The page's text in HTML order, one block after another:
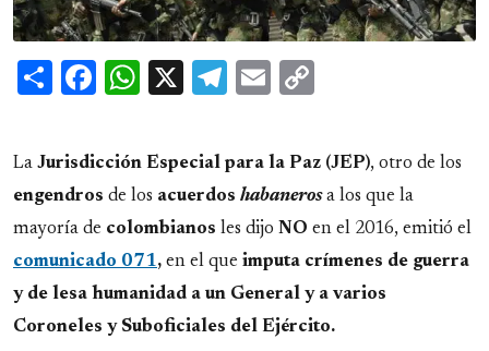
ShareFacebook
WhatsApp
X Telegram
Email
La Jurisdicción Especial para la Paz (JEP), otro de los
engendros de los acuerdos habanerosa los que la
mayoría de colombianos les dijo NO en el 2016, emitió el
comunicado 071, en el que imputa crímenes de guerra
y de lesa humanidad a un General y a varios
Coroneles y Suboficiales del Ejército.